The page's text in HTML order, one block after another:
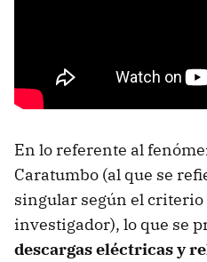
En lo referente al
Caratumbo (al que se
singular según el criterio
investigador), lo que se
descargas eléctricas y